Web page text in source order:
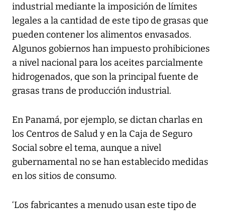
industrial mediante la imposición de límites
legales a la cantidad de este tipo de grasas que
pueden contener los alimentos envasados.
Algunos gobiernos han impuesto prohibiciones
a nivel nacional para los aceites parcialmente
hidrogenados, que son la principal fuente de
grasas trans de producción industrial.
En Panamá, por ejemplo, se dictan charlas en
los Centros de Salud y en la Caja de Seguro
Social sobre el tema, aunque a nivel
gubernamental no se han establecido medidas
en los sitios de consumo.
‘Los fabricantes a menudo usan este tipo de